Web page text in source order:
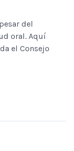
del
oral. Aquí
el Consejo